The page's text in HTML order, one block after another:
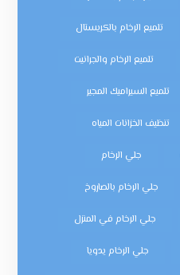
تلميع الرخام بالكريستال
تلميع الرخام والجرانيت
تلميع السيراميك المجير
تنظيف الخزانات المياه
جلي الرخام
جلي الرخام بالصاروخ
جلي الرخام في المنزل
جلي الرخام يدويا